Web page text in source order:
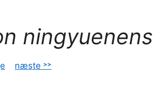
ningyuenens
næste ˃˃